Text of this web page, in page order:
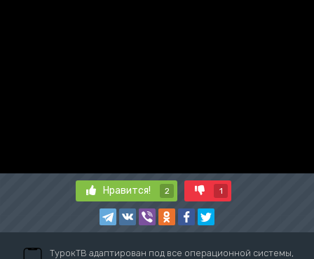
Нравится! 2 1
ТурокТВ адаптирован под все операционной системы,